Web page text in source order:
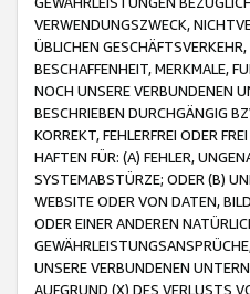
VERWENDUNGSZWECK,
ÜBLICHEN
BESCHAFFENHEIT, MERKMALE,
NOCH UNSERE VERBUNDENEN
BESCHRIEBEN DURCHGÄNGIG
KORREKT, FEHLERFREI ODER
HAFTEN FÜR: (A) FEHLER,
SYSTEMABSTÜRZE; ODER (B)
WEBSITE ODER VON DATEN,
ODER EINER ANDEREN
UNSERE VERBUNDENEN
AUFGRUND (X) DES VERLUSTS